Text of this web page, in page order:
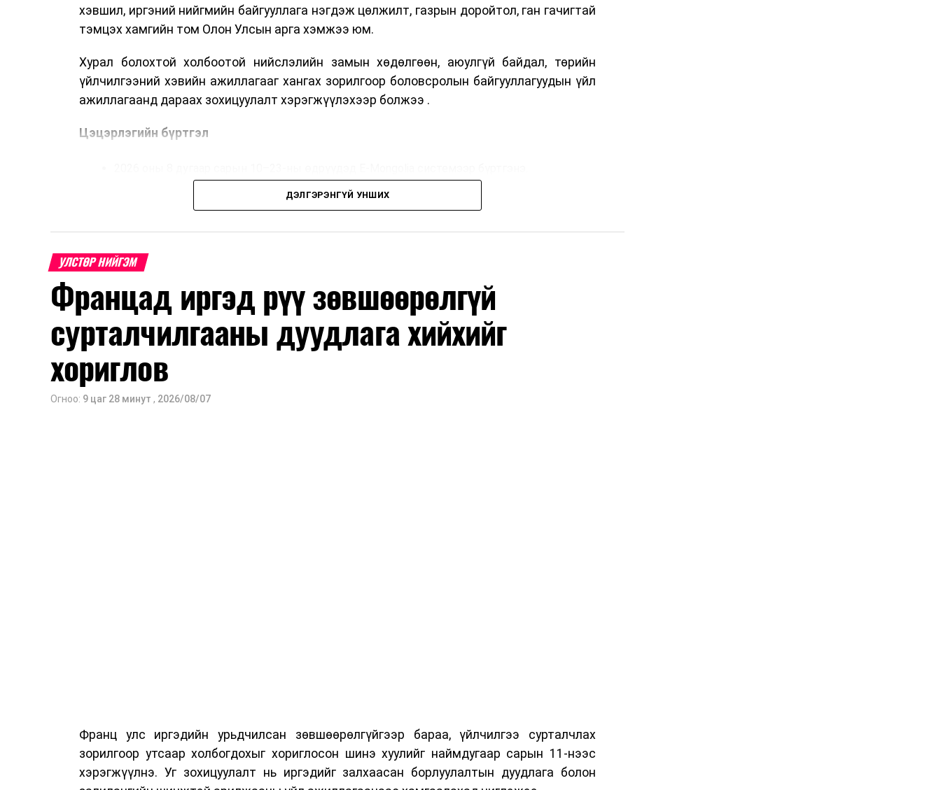
хэвшил, иргэний нийгмийн байгууллага нэгдэж цөлжилт, газрын доройтол, ган гачигтай
тэмцэх хамгийн том Олон Улсын арга хэмжээ юм.
Хурал болохтой холбоотой нийслэлийн замын хөдөлгөөн, аюулгүй байдал, төрийн
үйлчилгээний хэвийн ажиллагааг хангах зорилгоор боловсролын байгууллагуудын үйл
ажиллагаанд дараах зохицуулалт хэрэгжүүлэхээр болжээ .
Цэцэрлэгийн бүртгэл
2026 оны 8 дугаар сарын 17–28-ны өдрүүдэд E-Mongolia системээр бүртгэнэ.
Энэ хугацаанд хүүхэд бүртгэх дэмжлэгийн баг сургуулиуд дээр ажиллахгүй.
2026 оны 9 дүгээр сарын 1-нээс цахимаар эхэлнэ.
2026 оны 9 дүгээр сарын 14-нөөс танхимаар үргэлжилнэ.
Оюутны дотуур байр
2026 оны 9 дүгээр сарын 13-наас оюутнуудыг дотуур байранд оруулж эхэлнэ.
ДЭЛГЭРЭНГҮЙ УНШИХ
УЛСТӨР НИЙГЭМ
Францад иргэд рүү зөвшөөрөлгүй
сурталчилгааны дуудлага хийхийг
хориглов
Огноо: 9 цаг 28 минут , 2026/08/07
Франц улс иргэдийн урьдчилсан зөвшөөрөлгүйгээр бараа, үйлчилгээ сурталчлах
зорилгоор утсаар холбогдохыг хориглосон шинэ хуулийг наймдугаар сарын 11-нээс
хэрэгжүүлнэ. Уг зохицуулалт нь иргэдийг залхаасан борлуулалтын дуудлага болон